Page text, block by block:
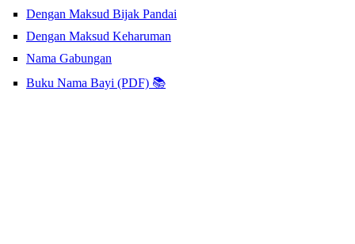
Dengan Maksud Bijak Pandai
Dengan Maksud Keharuman
Nama Gabungan
Buku Nama Bayi (PDF) 📚